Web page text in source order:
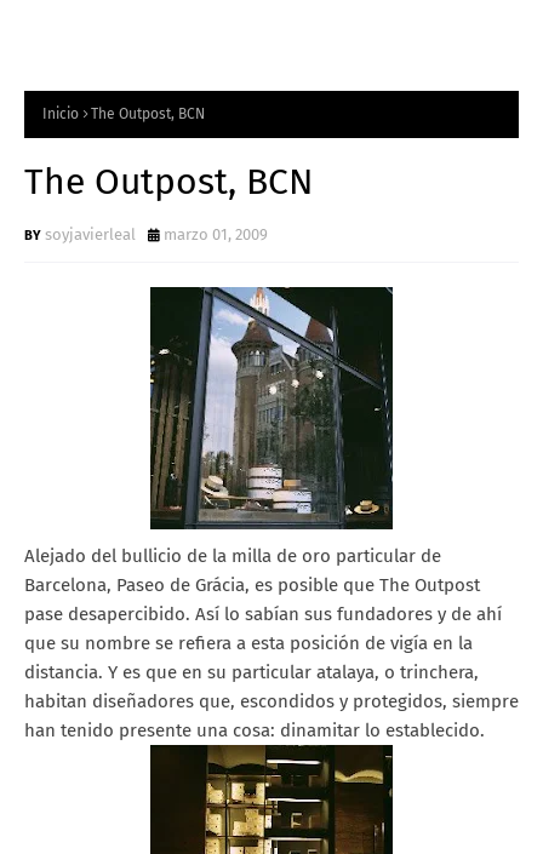
Inicio The Outpost, BCN
The Outpost, BCN
soyjavierleal marzo 01, 2009
Alejado del bullicio de la milla de oro particular de
Barcelona, Paseo de Grácia, es posible que The Outpost
pase desapercibido. Así lo sabían sus fundadores y de ahí
que su nombre se refiera a esta posición de vigía en la
distancia. Y es que en su particular atalaya, o trinchera,
habitan diseñadores que, escondidos y protegidos, siempre
han tenido presente una cosa: dinamitar lo establecido.